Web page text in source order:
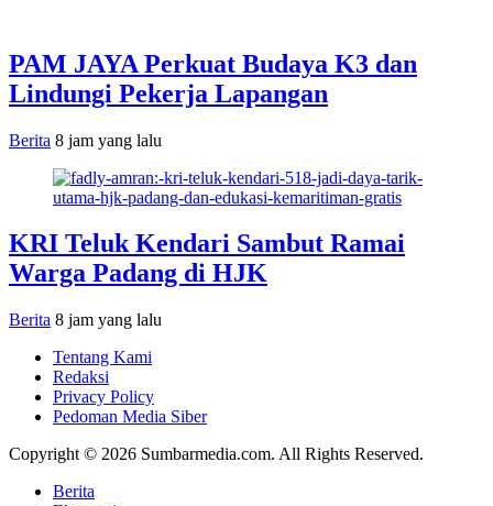
PAM JAYA Perkuat Budaya K3 dan
Lindungi Pekerja Lapangan
Berita 8 jam yang lalu
KRI Teluk Kendari Sambut Ramai
Warga Padang di HJK
Berita 8 jam yang lalu
Tentang Kami
Redaksi
Privacy Policy
Pedoman Media Siber
Copyright © 2026 Sumbarmedia.com. All Rights Reserved.
Berita